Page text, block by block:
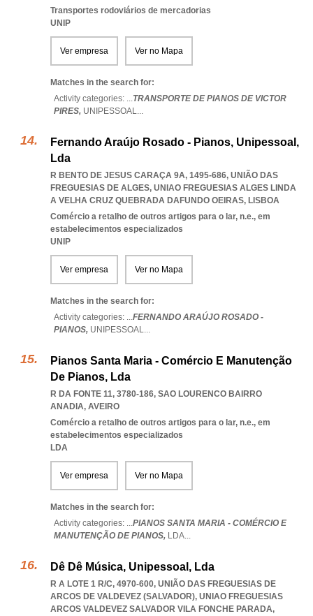
Transportes rodoviários de mercadorias
UNIP
Ver empresa Ver no Mapa
Matches in the search for:
Activity categories: ...TRANSPORTE DE PIANOS DE VICTOR
PIRES, UNIPESSOAL...
Fernando Araújo Rosado - Pianos, Unipessoal,
Lda
R BENTO DE JESUS CARAÇA 9A, 1495-686, UNIÃO DAS
FREGUESIAS DE ALGES, UNIAO FREGUESIAS ALGES LINDA
A VELHA CRUZ QUEBRADA DAFUNDO OEIRAS, LISBOA
Comércio a retalho de outros artigos para o lar, n.e., em
estabelecimentos especializados
UNIP
Ver empresa Ver no Mapa
Matches in the search for:
Activity categories: ...FERNANDO ARAÚJO ROSADO -
PIANOS, UNIPESSOAL...
Pianos Santa Maria - Comércio E Manutenção
De Pianos, Lda
R DA FONTE 11, 3780-186, SAO LOURENCO BAIRRO
ANADIA, AVEIRO
Comércio a retalho de outros artigos para o lar, n.e., em
estabelecimentos especializados
LDA
Ver empresa Ver no Mapa
Matches in the search for:
Activity categories: ...PIANOS SANTA MARIA - COMÉRCIO E
MANUTENÇÃO DE PIANOS, LDA...
Dê Dê Música, Unipessoal, Lda
R A LOTE 1 R/C, 4970-600, UNIÃO DAS FREGUESIAS DE
ARCOS DE VALDEVEZ (SALVADOR), UNIAO FREGUESIAS
ARCOS VALDEVEZ SALVADOR VILA FONCHE PARADA,